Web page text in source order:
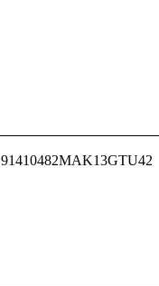
91410482MAK13GTU42